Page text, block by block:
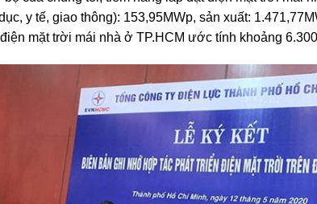
y tế, giao thông): 153,95MWp, sản xuất:
mặt trời mái nhà ở TP.HCM ước tính khoảng